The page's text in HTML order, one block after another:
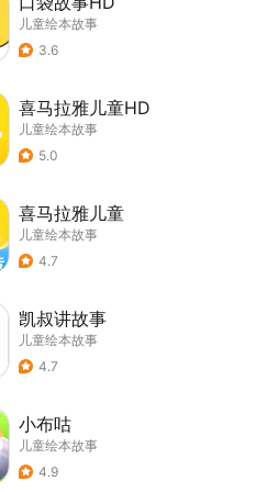
儿童绘本故事
3.6
喜马拉雅儿童HD
儿童绘本故事
5.0
喜马拉雅儿童
儿童绘本故事
4.7
凯叔讲故事
儿童绘本故事
4.7
小布咕
儿童绘本故事
4.9